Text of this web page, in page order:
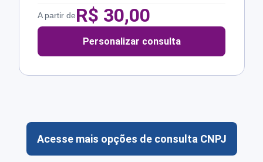
A partir deR$ 30,00
Personalizar consulta
Acesse mais opções de consulta CNPJ